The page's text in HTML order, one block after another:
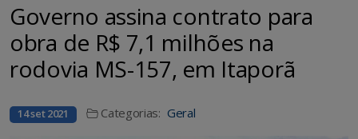
Governo assina contrato para
obra de R$ 7,1 milhões na
rodovia MS-157, em Itaporã
14 set 2021 Categorias: Geral